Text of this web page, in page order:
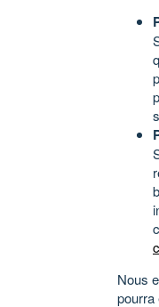
Nous
pourra